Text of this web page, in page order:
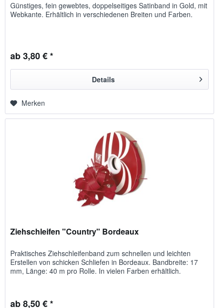
Günstiges, fein gewebtes, doppelseitiges Satinband in Gold, mit
Webkante. Erhältlich in verschiedenen Breiten und Farben.
ab 3,80 € *
Details
Merken
Ziehschleifen "Country" Bordeaux
Praktisches Ziehschleifenband zum schnellen und leichten
Erstellen von schicken Schliefen in Bordeaux. Bandbreite: 17
mm, Länge: 40 m pro Rolle. In vielen Farben erhältlich.
ab 8,50 € *